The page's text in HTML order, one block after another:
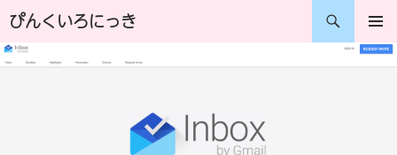
コ
ン
テ
ぴんくいろにっき
検
索
メインメ
ニュー